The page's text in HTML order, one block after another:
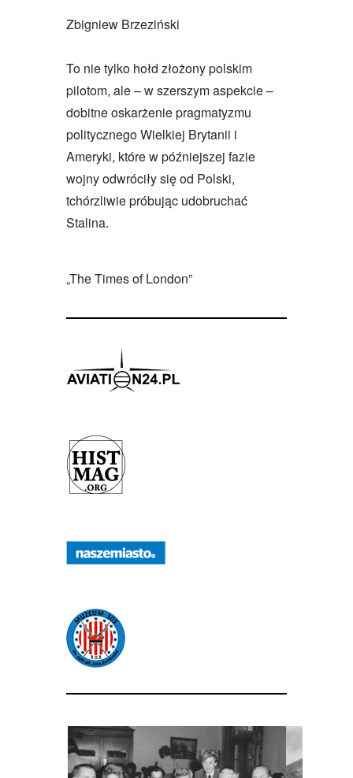
Zbigniew Brzeziński
To nie tylko hołd złożony polskim
pilotom, ale – w szerszym aspekcie –
dobitne oskarżenie pragmatyzmu
politycznego Wielkiej Brytanii i
Ameryki, które w późniejszej fazie
wojny odwróciły się od Polski,
tchórzliwie próbując udobruchać
Stalina.
„The Times of London”